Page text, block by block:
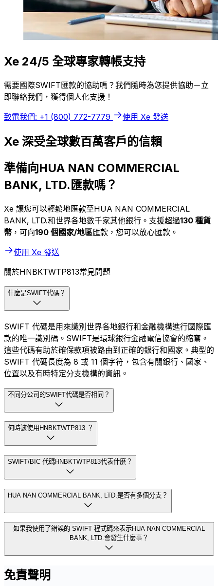
Xe 24/5 全球專家轉帳支持
需要國際SWIFT匯款的協助嗎？我們隨時為您提供協助－立
即聯絡我們，獲得個人化支援！
致電我們: +1 (800) 772-7779 使用 Xe 發送
Xe 深受全球數百萬客戶的信賴
準備向HUA NAN COMMERCIAL
BANK, LTD.匯款嗎？
Xe 讓您可以輕鬆地匯款至HUA NAN COMMERCIAL
BANK, LTD.和世界各地數千家其他銀行。支援超過130 種貨
幣 ，可向190 個國家/地區匯款，您可以放心匯款。
使用 Xe 發送
關於HNBKTWTP813常見問題
什麼是SWIFT代碼？
SWIFT 代碼是用來識別世界各地銀行和金融機構進行國際匯
款的唯一識別碼。SWIFT是環球銀行金融電信協會的縮寫。
這些代碼有助於確保款項被路由到正確的銀行和國家。典型的
SWIFT 代碼長度為 8 或 11 個字符，包含有關銀行、國家、
位置以及有時特定分支機構的資訊。
不同分公司的SWIFT代碼是否相同？
何時該使用HNBKTWTP813 ？
SWIFT/BIC 代碼HNBKTWTP813代表什麼？
HUA NAN COMMERCIAL BANK, LTD.是否有多個分支？
如果我使用了錯誤的 SWIFT 程式碼來表示HUA NAN COMMERCIAL
BANK, LTD.會發生什麼事？
免責聲明